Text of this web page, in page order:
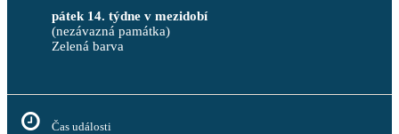
pátek 14. týdne v mezidobí
(nezávazná památka)
Zelená barva
Čas události